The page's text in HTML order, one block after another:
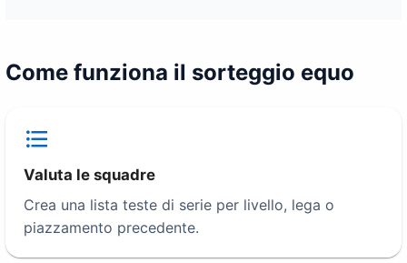
Come funziona il sorteggio equo
Valuta le squadre
Crea una lista teste di serie per livello, lega o
piazzamento precedente.